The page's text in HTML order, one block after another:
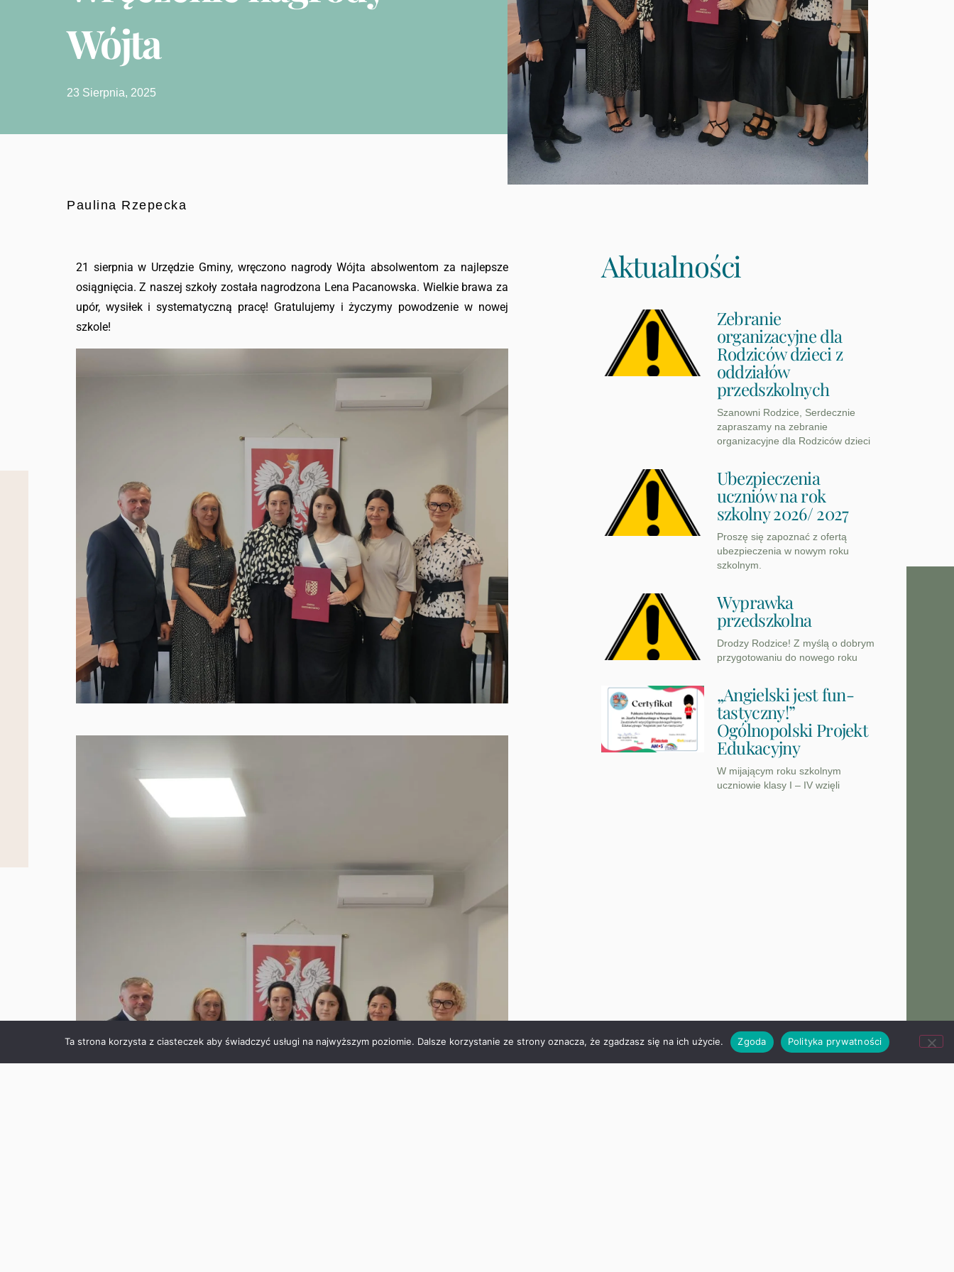
Wójta
23 Sierpnia, 2025
Paulina Rzepecka
21 sierpnia w Urzędzie Gminy, wręczono nagrody Wójta absolwentom za najlepsze
osiągnięcia. Z naszej szkoły została nagrodzona Lena Pacanowska. Wielkie brawa za
upór, wysiłek i systematyczną pracę! Gratulujemy i życzymy powodzenie w nowej
szkole!
Aktualności
Zebranie
organizacyjne dla
Rodziców dzieci z
oddziałów
przedszkolnych
Szanowni Rodzice, Serdecznie
zapraszamy na zebranie
organizacyjne dla Rodziców dzieci
Ubezpieczenia
uczniów na rok
szkolny 2026/ 2027
Proszę się zapoznać z ofertą
ubezpieczenia w nowym roku
szkolnym.
Wyprawka
przedszkolna
Drodzy Rodzice! Z myślą o dobrym
przygotowaniu do nowego roku
„Angielski jest fun-
tastyczny!”
Ogólnopolski Projekt
Edukacyjny
W mijającym roku szkolnym
uczniowie klasy I – IV wzięli
Ta strona korzysta z ciasteczek aby świadczyć usługi na najwyższym poziomie. Dalsze korzystanie ze strony oznacza, że zgadzasz się na ich użycie. Zgoda Polityka prywatności